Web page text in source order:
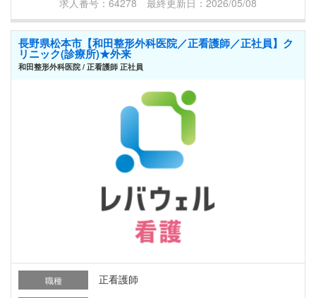
長野県松本市【和田整形外科医院／正看護師／正社員】ク
リニック(診療所)★外来
和田整形外科医院 / 正看護師 正社員
職種 正看護師